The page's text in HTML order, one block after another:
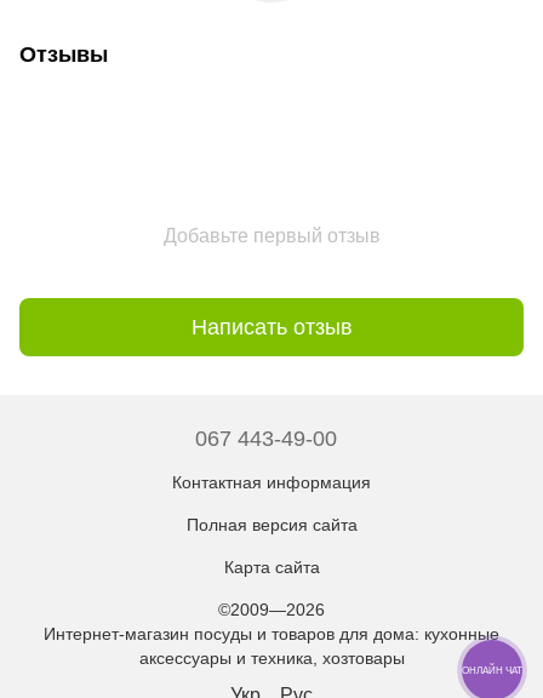
Отзывы
Добавьте первый отзыв
Написать отзыв
067 443-49-00
Контактная информация
Полная версия сайта
Карта сайта
©2009—2026
Интернет-магазин посуды и товаров для дома: кухонные
аксессуары и техника, хозтовары
ОНЛАЙН ЧАТ